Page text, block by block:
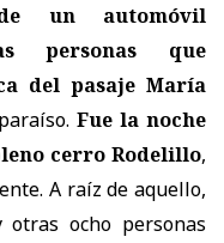
un automóvil
personas que
del pasaje María
Fue la noche
cerro Rodelillo,
A raíz de aquello,
ocho personas